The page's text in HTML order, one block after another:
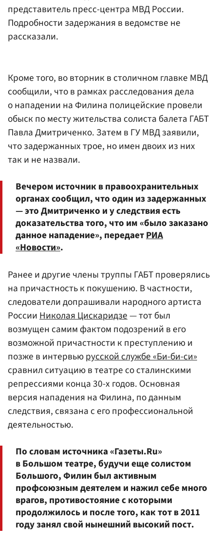
представитель пресс-центра МВД России.
Подробности задержания в ведомстве не
рассказали.
Кроме того, во вторник в столичном главке МВД
сообщили, что в рамках расследования дела
о нападении на Филина полицейские провели
обыск по месту жительства солиста балета ГАБТ
Павла Дмитриченко. Затем в ГУ МВД заявили,
что задержанных трое, но имен двоих из них
так и не назвали.
Вечером источник в правоохранительных
органах сообщил, что один из задержанных
— это Дмитриченко и у следствия есть
доказательства того, что им «было заказано
данное нападение», передаетРИА
«Новости».
Ранее и другие члены труппы ГАБТ проверялись
на причастность к покушению. В частности,
следователи допрашивали народного артиста
РоссииНиколая Цискаридзе— тот был
возмущен самим фактом подозрений в его
возможной причастности к преступлению и
позже в интервьюрусской службе «Би-би-си»
сравнил ситуацию в театре со сталинскими
репрессиями конца 30-х годов. Основная
версия нападения на Филина, по данным
следствия, связана с его профессиональной
деятельностью.
По словам источника «Газеты.Ru»
в Большом театре, будучи еще солистом
Большого, Филин был активным
профсоюзным деятелем и нажил себе много
врагов, противостояние с которыми
продолжилось и после того, как тот в 2011
году занял свой нынешний высокий пост.